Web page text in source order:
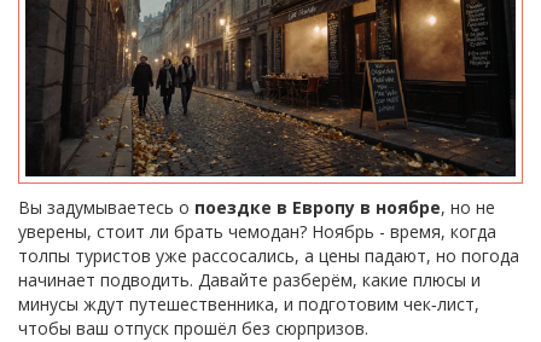
Вы задумываетесь о поездке в Европу в ноябре, но не
уверены, стоит ли брать чемодан? Ноябрь - время, когда
толпы туристов уже рассосались, а цены падают, но погода
начинает подводить. Давайте разберём, какие плюсы и
минусы ждут путешественника, и подготовим чек‑лист,
чтобы ваш отпуск прошёл без сюрпризов.